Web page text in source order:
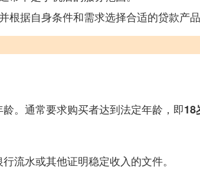
据自身条件和需求选择合适的贷款产品
。通常要求购买者达到法定年龄，即18
流水或其他证明稳定收入的文件。